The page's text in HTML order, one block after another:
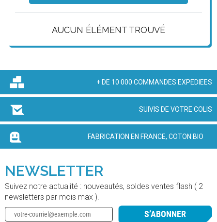
AUCUN ÉLÉMENT TROUVÉ
+ DE 10 000 COMMANDES EXPEDIEES
SUIVIS DE VOTRE COLIS
FABRICATION EN FRANCE, COTON BIO
NEWSLETTER
Suivez notre actualité : nouveautés, soldes ventes flash ( 2
newsletters par mois max ).
S’ABONNER